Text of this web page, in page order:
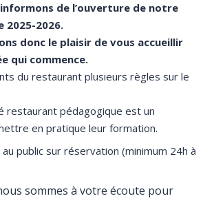
de l’ouverture de notre
2025-2026.
donc le plaisir de vous accueillir
qui commence.
du restaurant plusieurs règles sur le
restaurant pédagogique est un
en pratique leur formation.
public sur réservation (minimum 24h à
sommes à votre écoute pour